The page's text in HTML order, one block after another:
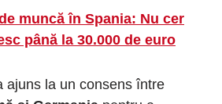
muncă în Spania: Nu cer
până la 30.000 de euro
ajuns la un consens între